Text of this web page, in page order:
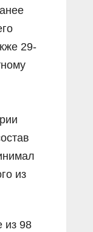
29-
из
из 98